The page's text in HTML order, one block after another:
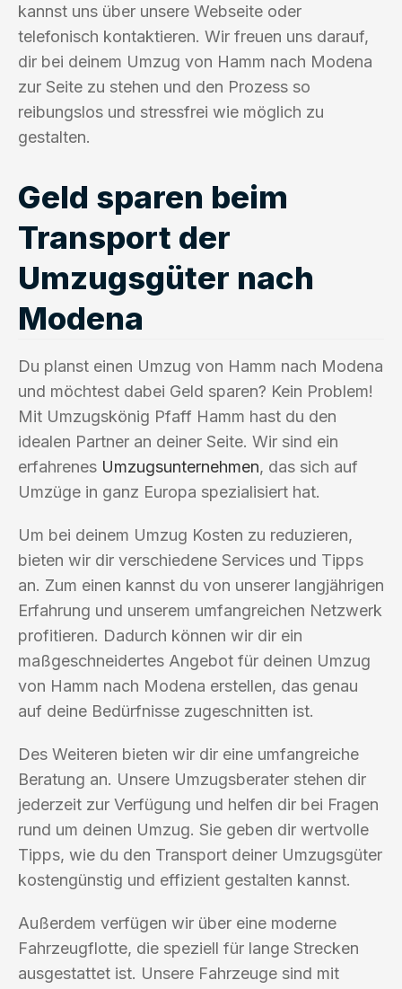
kannst uns über unsere Webseite oder
telefonisch kontaktieren. Wir freuen uns darauf,
dir bei deinem Umzug von Hamm nach Modena
zur Seite zu stehen und den Prozess so
reibungslos und stressfrei wie möglich zu
gestalten.
Geld sparen beim
Transport der
Umzugsgüter nach
Modena
Du planst einen Umzug von Hamm nach Modena
und möchtest dabei Geld sparen? Kein Problem!
Mit Umzugskönig Pfaff Hamm hast du den
idealen Partner an deiner Seite. Wir sind ein
erfahrenes Umzugsunternehmen, das sich auf
Umzüge in ganz Europa spezialisiert hat.
Um bei deinem Umzug Kosten zu reduzieren,
bieten wir dir verschiedene Services und Tipps
an. Zum einen kannst du von unserer langjährigen
Erfahrung und unserem umfangreichen Netzwerk
profitieren. Dadurch können wir dir ein
maßgeschneidertes Angebot für deinen Umzug
von Hamm nach Modena erstellen, das genau
auf deine Bedürfnisse zugeschnitten ist.
Des Weiteren bieten wir dir eine umfangreiche
Beratung an. Unsere Umzugsberater stehen dir
jederzeit zur Verfügung und helfen dir bei Fragen
rund um deinen Umzug. Sie geben dir wertvolle
Tipps, wie du den Transport deiner Umzugsgüter
kostengünstig und effizient gestalten kannst.
Außerdem verfügen wir über eine moderne
Fahrzeugflotte, die speziell für lange Strecken
ausgestattet ist. Unsere Fahrzeuge sind mit